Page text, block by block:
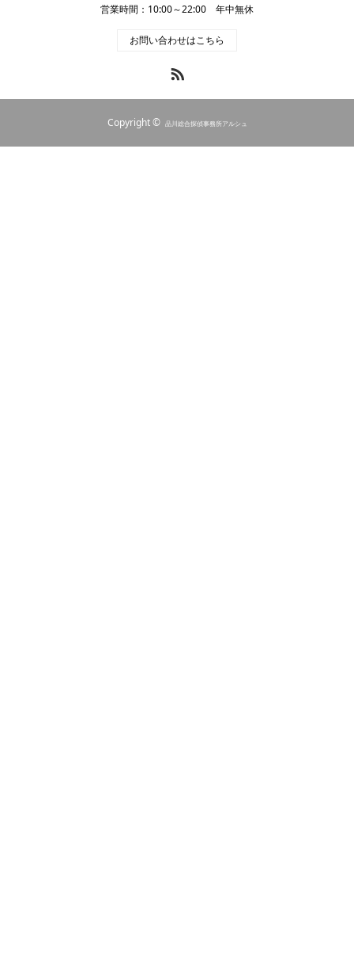
営業時間：10:00～22:00 年中無休
お問い合わせはこちら
Copyright © 品川総合探偵事務所アルシュ